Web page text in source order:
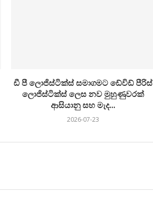
ඩී පී ලොජිස්ටික්ස් සමාගමට ඩේවිඩ් පීරිස්
ලොජිස්ටික්ස් ලෙස නව මුහුණුවරක්
ආසියානු සහ මැද...
2026-07-23